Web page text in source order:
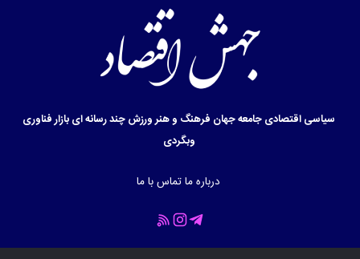
سیاسیاقتصادیجامعهجهان فرهنگ و هنرورزشچند رسانه ایبازارفناوری
وبگردی
درباره ماتماس با ما